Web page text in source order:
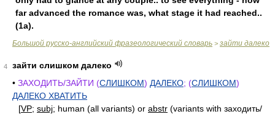
far advanced the romance was, what stage it had reached..
(1a).
Большой русско-английский фразеологический словарь > зайти далеко
4
зайти слишком далеко
• ЗАХОДИТЬ/ЗАЙТИ (СЛИШКОМ) ДАЛЕКО; (СЛИШКОМ)
ДАЛЕКО ХВАТИТЬ
[VP; subj; human (all variants) or abstr (variants with заходить/